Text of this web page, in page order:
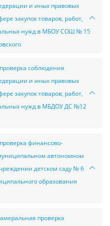
и иных правовых
закупок товаров, работ,
нужд в МБОУ СОШ № 15
соблюдения
и иных правовых
закупок товаров, работ,
нужд в МБДОУ ДС №12
финансово-
автономном
детском саду № 6
образования
проверка